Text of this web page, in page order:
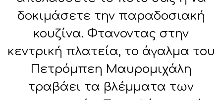
δοκιμάσετε την παραδοσιακή
κουζίνα. Φτανοντας στην
κεντρική πλατεία, το άγαλμα του
Πετρόμπεη Μαυρομιχάλη
τραβάει τα βλέμματα των